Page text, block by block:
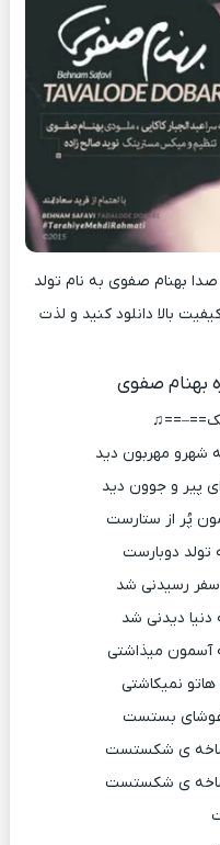
بهنام صفوی به نام تولد
بالا دانلود کنید و لذت
بهنام صفوی
شهرو مهربون دید
پیر و جوون دید
پُر از ستارست
تولد دوبارست
رسیدنی شد
دنیا دیدنی شد
آسمون میذاشتی
نمیکاشتی
بستست
شاخه ی شکستست
شاخه ی شکستست